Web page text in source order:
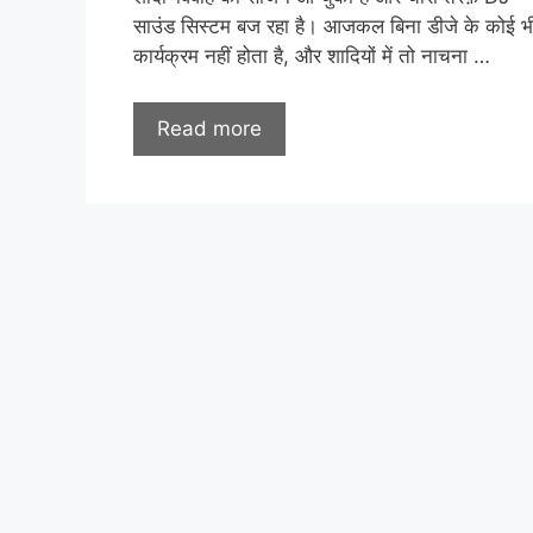
साउंड सिस्टम बज रहा है। आजकल बिना डीजे के कोई
कार्यक्रम नहीं होता है, और शादियों में तो नाचना …
Read more